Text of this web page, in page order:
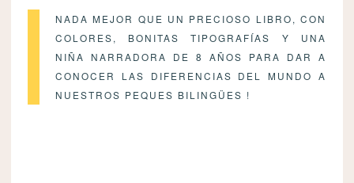
NADA MEJOR QUE UN PRECIOSO LIBRO, CON
COLORES, BONITAS TIPOGRAFÍAS Y UNA
NIÑA NARRADORA DE 8 AÑOS PARA DAR A
CONOCER LAS DIFERENCIAS DEL MUNDO A
NUESTROS PEQUES BILINGÜES !